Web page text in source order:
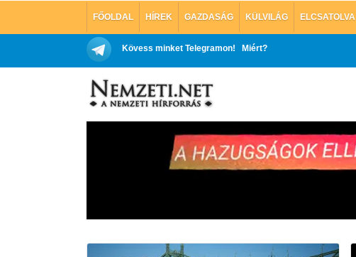
FŐOLDAL HÍREK GAZDASÁG KÜLVILÁG ELCSATOLVA
Kövess minket Telegramon! Miért?